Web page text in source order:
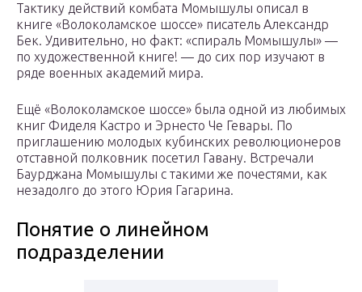
Тактику действий комбата Момышулы описал в
книге «Волоколамское шоссе» писатель Александр
Бек. Удивительно, но факт: «спираль Момышулы» —
по художественной книге! — до сих пор изучают в
ряде военных академий мира.
Ещё «Волоколамское шоссе» была одной из любимых
книг Фиделя Кастро и Эрнесто Че Гевары. По
приглашению молодых кубинских революционеров
отставной полковник посетил Гавану. Встречали
Баурджана Момышулы с такими же почестями, как
незадолго до этого Юрия Гагарина.
Понятие о линейном
подразделении